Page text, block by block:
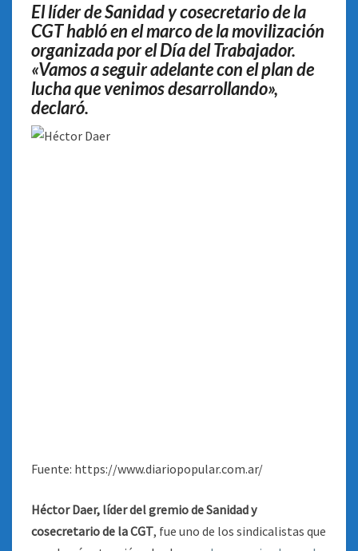
ESTÁ
EN
DUDA»
El líder de Sanidad y cosecretario de la
CGT habló en el marco de la movilización
organizada por el Día del Trabajador.
«Vamos a seguir adelante con el plan de
lucha que venimos desarrollando»,
declaró.
Fuente: https://www.diariopopular.com.ar/
Héctor Daer, líder del gremio de Sanidad y
cosecretario de la CGT, fue uno de los sindicalistas que